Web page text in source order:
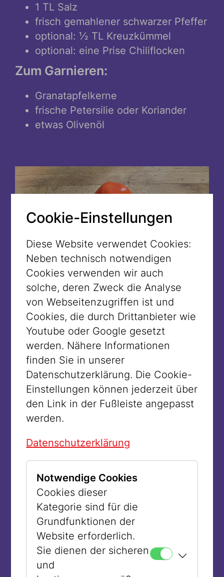
1 TL Salz
frisch gemahlener schwarzer Pfeffer
optional: ½ TL Kreuzkümmel
optional: eine Prise Chiliflocken
Zum Garnieren:
Granatapfelkerne
frische Petersilie oder Koriander
etwas Olivenöl
Zubereitung:
© JMW
Den Backofen auf 180 °C
Ober-/Unterhitze vorheizen.
Paprika halbieren und entkernen.
Tomaten halbieren, Zwiebeln
Cookie-Einstellungen
Diese Website verwendet Cookies:
Neben technisch notwendigen
Cookies verwenden wir auch
solche, deren Zweck die Analyse
von Webseitenzugriffen ist und
Cookies, die durch Drittanbieter wie
Youtube oder Google gesetzt
werden. Nähere Informationen
finden Sie in unserer
Datenschutzerklärung. Die Cookie-
Einstellungen können jederzeit über
den Link in der Fußleiste angepasst
werden.
Datenschutzerklärung
Notwendige Cookies
Cookies dieser
Kategorie sind für die
Grundfunktionen der
Website erforderlich.
Sie dienen der sicheren
und